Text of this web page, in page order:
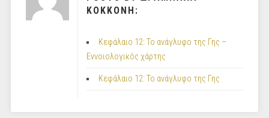
ΚΟΚΚΟΝΗ:
Κεφάλαιο 12: Το ανάγλυφο της Γης –
Εννοιολογικός χάρτης
Κεφάλαιο 12: Το ανάγλυφο της Γης